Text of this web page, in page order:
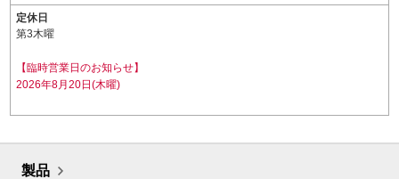
定休日
第3木曜
【臨時営業日のお知らせ】
2026年8月20日(木曜)
製品